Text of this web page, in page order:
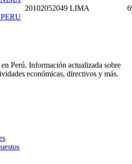
20102052049 LIMA
en Perú. Información actualizada sobre
económicas, directivos y más.